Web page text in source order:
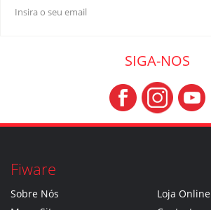
SIGA-NOS
Fiware
Sobre Nós
Loja Online